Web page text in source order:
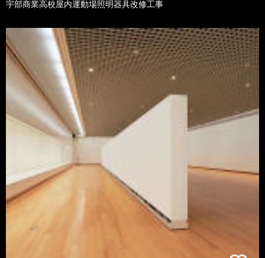
宇部商業高校屋内運動場照明器具改修工事